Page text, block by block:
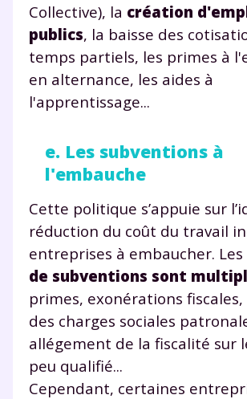
Collective), la création
publics, la baisse des
temps partiels, les primes à
en alternance, les aides à
l'apprentissage...
e. Les subventions à
l'embauche
Cette politique s’appuie sur
réduction du coût du travail
entreprises à embaucher. Les
de subventions sont
primes, exonérations
des charges sociales
allégement de la fiscalité sur
peu qualifié...
Cependant, certaines